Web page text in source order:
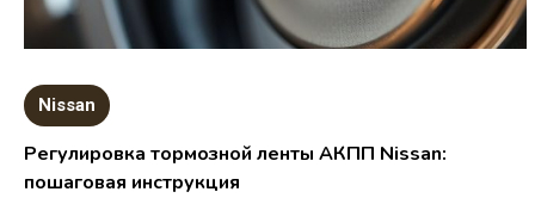
Nissan
Регулировка тормозной ленты АКПП Nissan:
пошаговая инструкция